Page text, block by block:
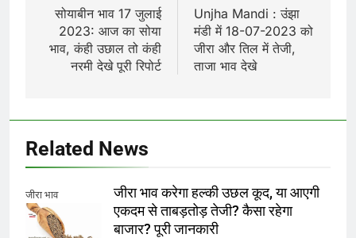
navigation
सोयाबीन भाव 17 जुलाई
2023: आज का सोया
भाव, कंही उछाल तो कंही
नरमी देखे पूरी रिपोर्ट
Unjha Mandi : उंझा
मंडी में 18-07-2023 को
जीरा और तिल में तेजी,
ताजा भाव देखे
Related News
जीरा भाव
जीरा भाव करेगा हल्की उछल कूद, या आएगी
एकदम से ताबड़तोड़ तेजी? कैसा रहेगा
बाजार? पूरी जानकारी